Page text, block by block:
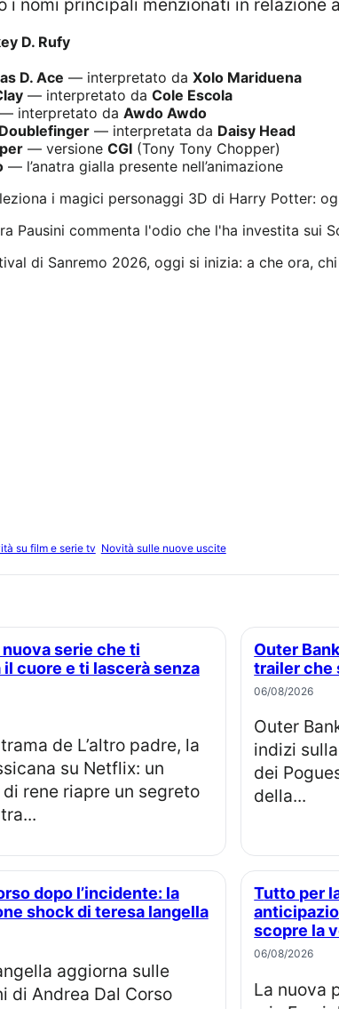
i nomi principali menzionati in relazione
D. Rufy
D. Ace — interpretato da Xolo Mariduena
— interpretato da Cole Escola
— interpretato da Awdo Awdo
— interpretata da Daisy Head
— versione CGI(Tony Tony Chopper)
— l’anatra gialla presente nell’animazione
su film e serie tv Novità sulle nuove uscite
cuore e ti lascerà senza
su Netflix: un
rene riapre un segreto
Outer Banks 5: gli indizi nascosti nel
trailer che
06/08/2026
Outer Banks 5: il trailer svela nuovi
indizi
dei
della...
shock di teresa langella
di Andrea Dal Corso
Tutto per la mia famiglia,
scopre la
06/08/2026
La nuova puntata di Tutto per la